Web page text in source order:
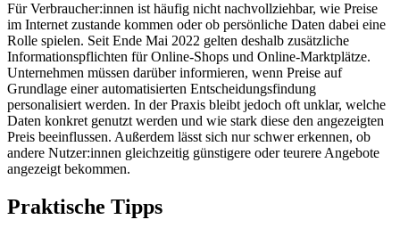
Für Verbraucher:innen ist häufig nicht nachvollziehbar, wie Preise
im Internet zustande kommen oder ob persönliche Daten dabei eine
Rolle spielen. Seit Ende Mai 2022 gelten deshalb zusätzliche
Informationspflichten für Online-Shops und Online-Marktplätze.
Unternehmen müssen darüber informieren, wenn Preise auf
Grundlage einer automatisierten Entscheidungsfindung
personalisiert werden. In der Praxis bleibt jedoch oft unklar, welche
Daten konkret genutzt werden und wie stark diese den angezeigten
Preis beeinflussen. Außerdem lässt sich nur schwer erkennen, ob
andere Nutzer:innen gleichzeitig günstigere oder teurere Angebote
angezeigt bekommen.
Praktische Tipps